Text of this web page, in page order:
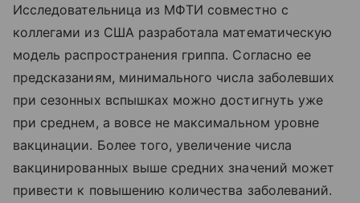
Исследовательница из МФТИ совместно с
коллегами из США разработала математическую
модель распространения гриппа. Согласно ее
предсказаниям, минимального числа заболевших
при сезонных вспышках можно достигнуть уже
при среднем, а вовсе не максимальном уровне
вакцинации. Более того, увеличение числа
вакцинированных выше средних значений может
привести к повышению количества заболеваний.